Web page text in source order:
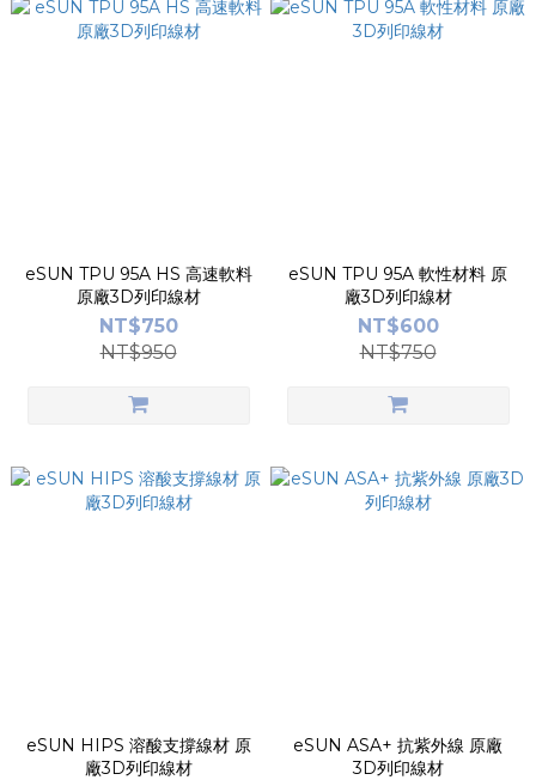
eSUN TPU 95A HS 高速軟料
原廠3D列印線材
NT$750
NT$950
eSUN TPU 95A 軟性材料 原
廠3D列印線材
NT$600
NT$750
eSUN HIPS 溶酸支撐線材 原
廠3D列印線材
eSUN ASA+ 抗紫外線 原廠
3D列印線材